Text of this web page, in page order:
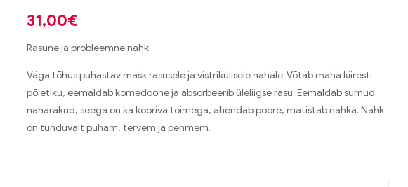
31,00€
Rasune ja probleemne nahk
Väga tõhus puhastav mask rasusele ja vistrikulisele nahale. Võtab maha kiiresti
põletiku, eemaldab komedoone ja absorbeerib üleliigse rasu. Eemaldab surnud
naharakud, seega on ka kooriva toimega, ahendab poore, matistab nahka. Nahk
on tunduvalt puham, tervem ja pehmem.